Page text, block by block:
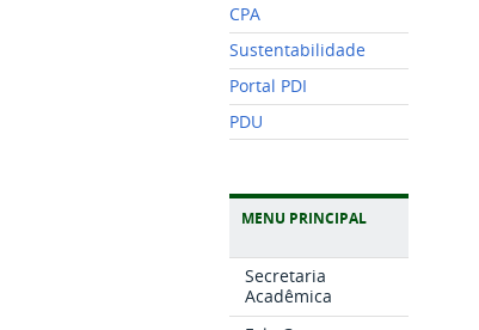
CPA
Sustentabilidade
Portal PDI
PDU
MENU PRINCIPAL
Secretaria
Acadêmica